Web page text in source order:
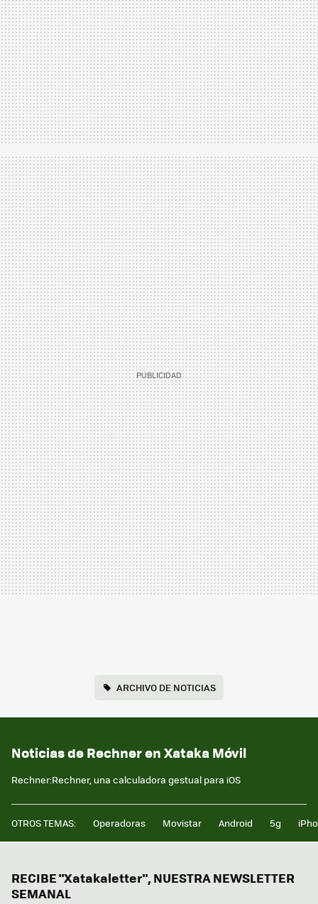
ARCHIVO DE NOTICIAS
Noticias de Rechner en Xataka Móvil
Rechner:Rechner, una calculadora gestual para iOS
OTROS TEMAS: Operadoras Movistar Android 5g
RECIBE "Xatakaletter", NUESTRA NEWSLETTER
SEMANAL